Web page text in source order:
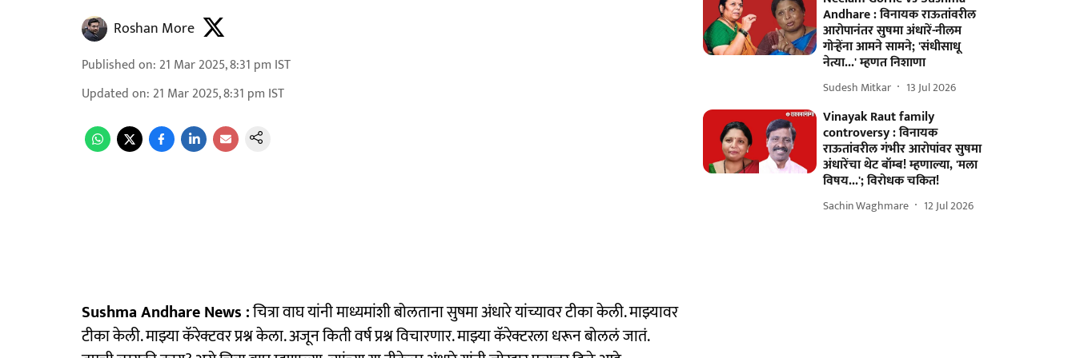
Roshan More
Published on: 21 Mar 2025, 8:31 pm IST
Updated on: 21 Mar 2025, 8:31 pm IST
Sushma Andhare News :चित्रा वाघ यांनी माध्यमांशी बोलताना सुषमा अंधारे यांच्यावर टीका केली. माझ्यावर
टीका केली. माझ्या कॅरेक्टवर प्रश्न केला. अजून किती वर्ष प्रश्न विचारणार. माझ्या कॅरेक्टरला धरून बोललं जातं.
Andhare : विनायक राऊतांवरील
आरोपानंतर सुषमा अंधारें-नीलम
गोऱ्हेंना आमने सामने; 'संधीसाधू
नेत्या...' म्हणत निशाणा
Sudesh Mitkar 13 Jul 2026
Vinayak Raut family
controversy : विनायक
राऊतांवरील गंभीर आरोपांवर सुषमा
अंधारेंचा थेट बॉम्ब! म्हणाल्या, 'मला
विषय...'; विरोधक चकित!
Sachin Waghmare 12 Jul 2026